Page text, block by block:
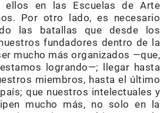
ellos en las Escuelas de Arte
Por otro lado, es necesario
las batallas que desde los
fundadores dentro de la
mucho más organizados —que,
logrando—; llegar hasta
miembros, hasta el último
que nuestros intelectuales y
mucho más, no solo en la